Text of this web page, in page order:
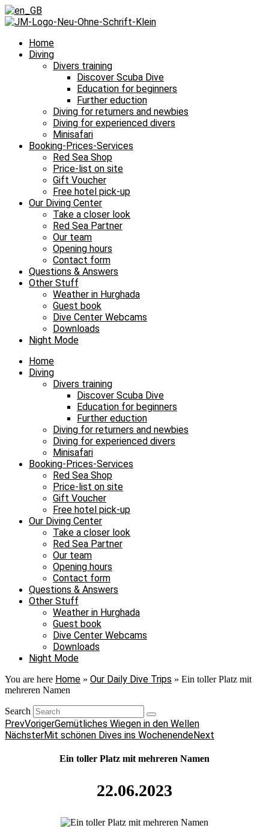
Home
Diving
Divers training
Discover Scuba Dive
Education for beginners
Further eduction
Diving for returners and newbies
Diving for experienced divers
Minisafari
Booking-Prices-Services
Red Sea Shop
Price-list on site
Gift Voucher
Free hotel pick-up
Our Diving Center
Take a closer look
Red Sea Partner
Our team
Opening hours
Contact form
Questions & Answers
Other Stuff
Weather in Hurghada
Guest book
Dive Center Webcams
Downloads
Night Mode
Home
Diving
Divers training
Discover Scuba Dive
Education for beginners
Further eduction
Diving for returners and newbies
Diving for experienced divers
Minisafari
Booking-Prices-Services
Red Sea Shop
Price-list on site
Gift Voucher
Free hotel pick-up
Our Diving Center
Take a closer look
Red Sea Partner
Our team
Opening hours
Contact form
Questions & Answers
Other Stuff
Weather in Hurghada
Guest book
Dive Center Webcams
Downloads
Night Mode
You are here Home » Our Daily Dive Trips » Ein toller Platz mit
mehreren Namen
Search
PrevVorigerGemütliches Wiegen in den Wellen
NächsterMit schönen Dives ins WochenendeNext
Ein toller Platz mit mehreren Namen
22.06.2023